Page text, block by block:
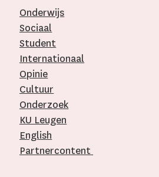
Onderwijs
Sociaal
Student
Internationaal­
Opinie
Cultuur
Onderzoek
KU Leugen
English
Partnercontent